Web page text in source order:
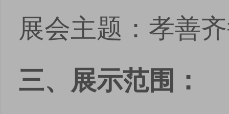
展会主题：孝善
三、展示范围：